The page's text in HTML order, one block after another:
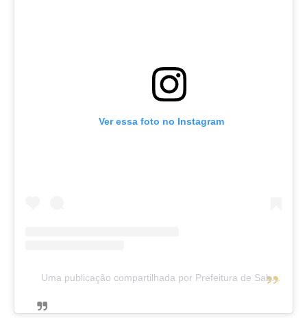
Ver essa foto no Instagram
Uma publicação compartilhada por Prefeitura de Saboeiro - Ce (@prefsaboeiro)